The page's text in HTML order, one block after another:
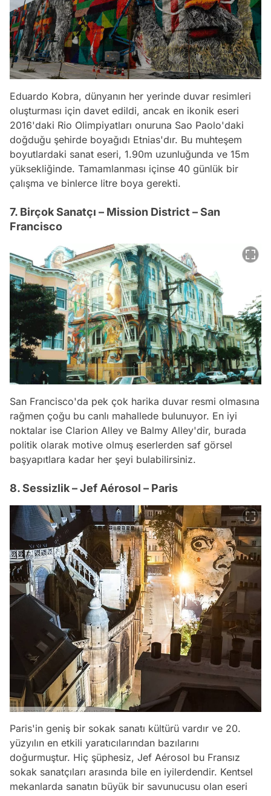
Eduardo Kobra, dünyanın her yerinde duvar resimleri
oluşturması için davet edildi, ancak en ikonik eseri
2016'daki Rio Olimpiyatları onuruna Sao Paolo'daki
doğduğu şehirde boyağıdı Etnias'dır. Bu muhteşem
boyutlardaki sanat eseri, 1.90m uzunluğunda ve 15m
yüksekliğinde. Tamamlanması içinse 40 günlük bir
çalışma ve binlerce litre boya gerekti.
7. Birçok Sanatçı – Mission District – San
Francisco
San Francisco'da pek çok harika duvar resmi olmasına
rağmen çoğu bu canlı mahallede bulunuyor. En iyi
noktalar ise Clarion Alley ve Balmy Alley'dir, burada
politik olarak motive olmuş eserlerden saf görsel
başyapıtlara kadar her şeyi bulabilirsiniz.
8. Sessizlik – Jef Aérosol – Paris
Paris'in geniş bir sokak sanatı kültürü vardır ve 20.
yüzyılın en etkili yaratıcılarından bazılarını
doğurmuştur. Hiç şüphesiz, Jef Aérosol bu Fransız
sokak sanatçıları arasında bile en iyilerdendir. Kentsel
mekanlarda sanatın büyük bir savunucusu olan eseri